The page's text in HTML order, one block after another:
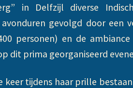
in Delfzijl diverse
gevolgd door een
personen) en de
dit prima georganiseerd
keer tijdens haar prille